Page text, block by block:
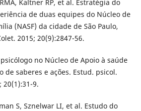
Kaltner RP, et al. Estratégia do
de duas equipes do Núcleo de
(NASF) da cidade de São Paulo,
2015; 20(9):2847-56.
no Núcleo de Apoio à saúde
de saberes e ações. Estud. psicol.
20(1):31-9.
S, Sznelwar LI, et al. Estudo do